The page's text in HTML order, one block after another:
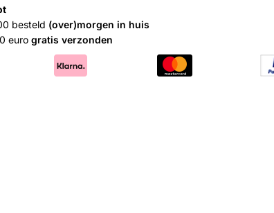
besteld (over)morgen in huis
euro gratis verzonden